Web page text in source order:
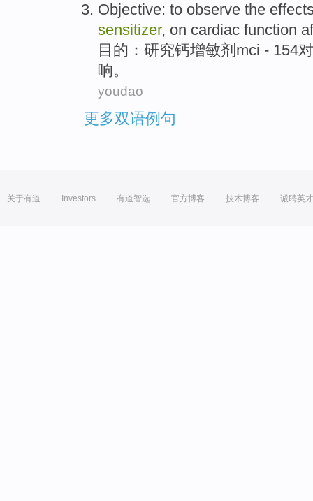
Objective: to observe the
sensitizer, on cardiac function
目的 ： 研究钙增敏剂 mci - 154对
响。
youdao
更多双语例句
关于有道 Investors 有道智选 官方博客 技术博客 诚聘英才